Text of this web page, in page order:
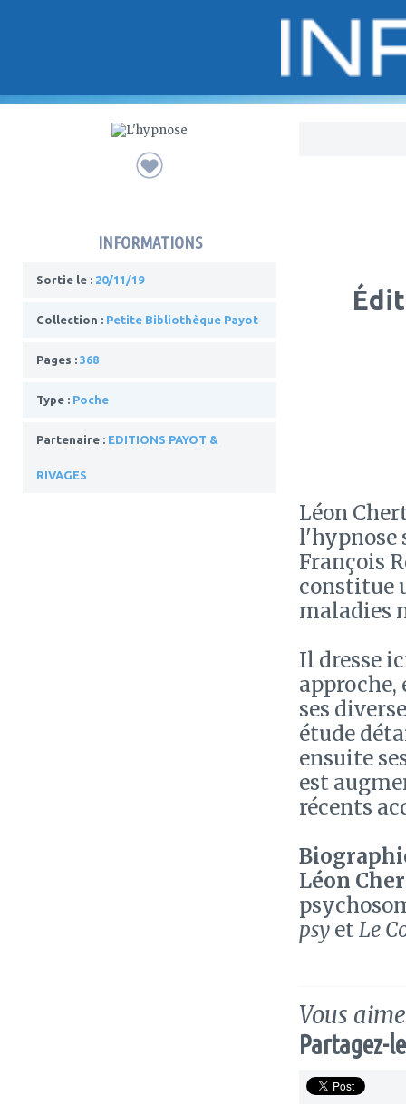
INFORMATIONS
Sortie le : 20/11/19
Collection : Petite Bibliothèque Payot
Pages : 368
Type : Poche
Partenaire : EDITIONS PAYOT &
RIVAGES
Léon
l'hypnose
François
constitue
maladies
Il dresse
ses
étude
ensuite
est
récents
Léon
psy etLe
Vous
Partagez-